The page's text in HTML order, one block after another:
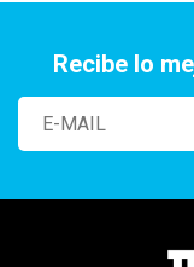
Recibe lo